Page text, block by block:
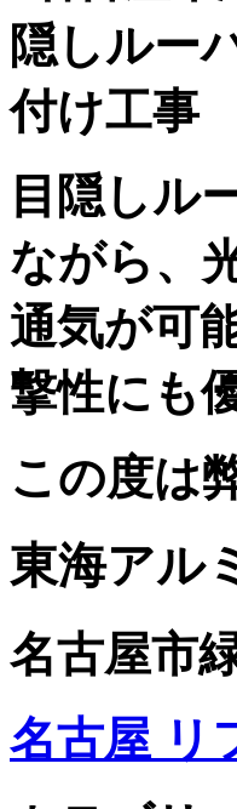
目隠しル
ながら、
通気が可
撃性にも
この度は
東海アル
名古屋市
名古屋 リ